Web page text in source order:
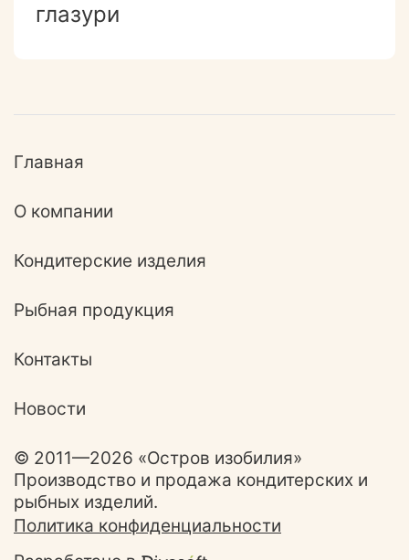
глазури
© 2011—2026 «Остров изобилия»
Производство и продажа кондитерских и
рыбных изделий.
Политика конфиденциальности
Главная
О компании
Кондитерские изделия
Рыбная продукция
Контакты
Новости